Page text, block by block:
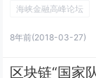
海峡金融高峰论坛
8年前(2018-03-27)